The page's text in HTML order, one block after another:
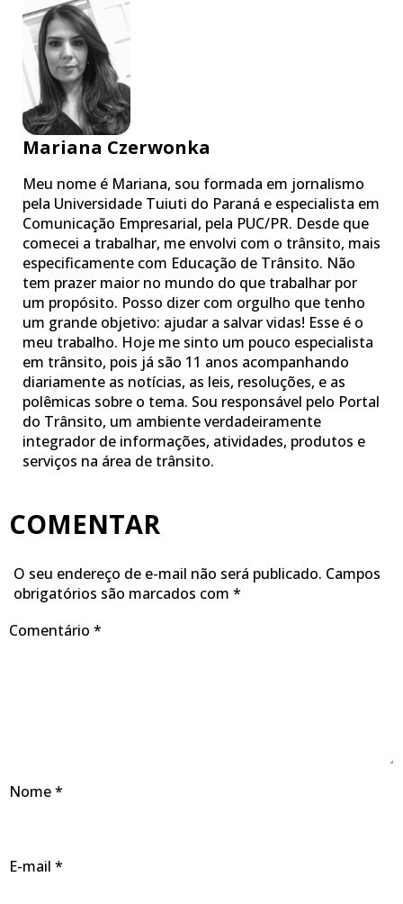
Mariana Czerwonka
Meu nome é Mariana, sou formada em jornalismo
pela Universidade Tuiuti do Paraná e especialista em
Comunicação Empresarial, pela PUC/PR. Desde que
comecei a trabalhar, me envolvi com o trânsito, mais
especificamente com Educação de Trânsito. Não
tem prazer maior no mundo do que trabalhar por
um propósito. Posso dizer com orgulho que tenho
um grande objetivo: ajudar a salvar vidas! Esse é o
meu trabalho. Hoje me sinto um pouco especialista
em trânsito, pois já são 11 anos acompanhando
diariamente as notícias, as leis, resoluções, e as
polêmicas sobre o tema. Sou responsável pelo Portal
do Trânsito, um ambiente verdadeiramente
integrador de informações, atividades, produtos e
serviços na área de trânsito.
COMENTAR
O seu endereço de e-mail não será publicado. Campos
obrigatórios são marcados com *
Comentário *
Nome*
E-mail *